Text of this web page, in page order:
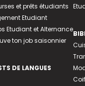
et prêts étudiants
Etudiant
Etudiant et Alternance
ton job saisonnier
DE LANGUES